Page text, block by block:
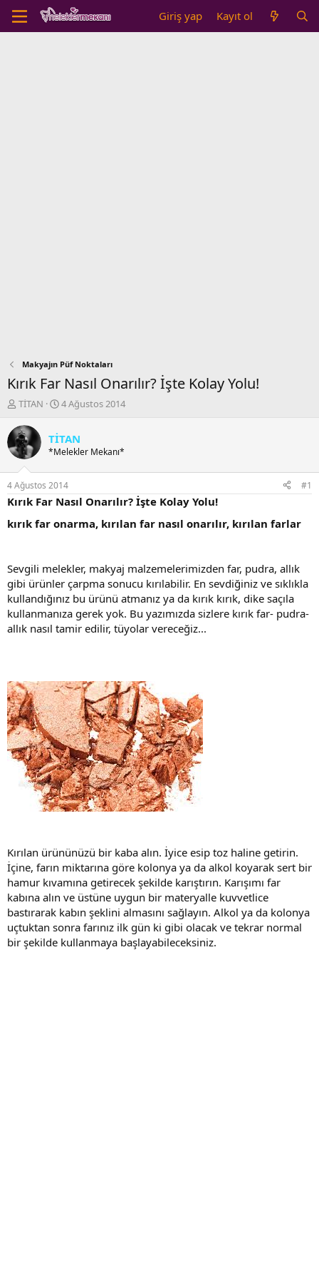
Giriş yap Kayıt ol
Makyajın Püf Noktaları
Kırık Far Nasıl Onarılır? İşte Kolay Yolu!
K
n
b
u
y
u
b
a
l
a
n
TİTAN
B
l
a
g
ı
ç
a
h
i
4 Ağustos 2014
TİTAN
*Melekler Mekanı*
4 Ağustos 2014 #1
Kırık Far Nasıl Onarılır? İşte Kolay Yolu!
kırık far onarma, kırılan far nasıl onarılır, kırılan farlar
Sevgili melekler, makyaj malzemelerimizden far, pudra, allık
gibi ürünler çarpma sonucu kırılabilir. En sevdiğiniz ve sıklıkla
kullandığınız bu ürünü atmanız ya da kırık kırık, dike saçıla
kullanmanıza gerek yok. Bu yazımızda sizlere kırık far- pudra-
allık nasıl tamir edilir, tüyolar vereceğiz...
Kırılan ürününüzü bir kaba alın. İyice esip toz haline getirin.
İçine, farın miktarına göre kolonya ya da alkol koyarak sert bir
hamur kıvamına getirecek şekilde karıştırın. Karışımı far
kabına alın ve üstüne uygun bir materyalle kuvvetlice
bastırarak kabın şeklini almasını sağlayın. Alkol ya da kolonya
uçtuktan sonra farınız ilk gün ki gibi olacak ve tekrar normal
bir şekilde kullanmaya başlayabileceksiniz.